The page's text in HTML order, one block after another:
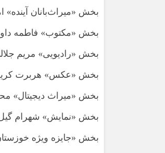
بخش «میراث‌بانان
بخش «مکتوب» فاطمه
بخش «رادیویی» مریم
بخش «عکس» هربرت
بخش «میراث دیجیتال»
بخش «نمایش» شهرام گیل
بخش «جایزه ویژه